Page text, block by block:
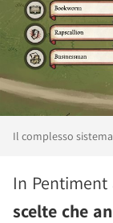
Il complesso
In Pentiment
scelte che